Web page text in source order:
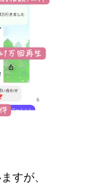
すが、